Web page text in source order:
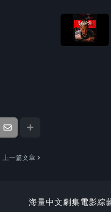
上一篇文章
海量中文劇集電影綜